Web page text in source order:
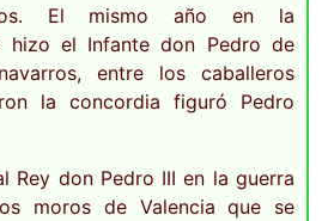
El mismo año en la
hizo el Infante don Pedro de
entre los caballeros
la concordia figuró Pedro
Rey don Pedro III en la guerra
moros de Valencia que se